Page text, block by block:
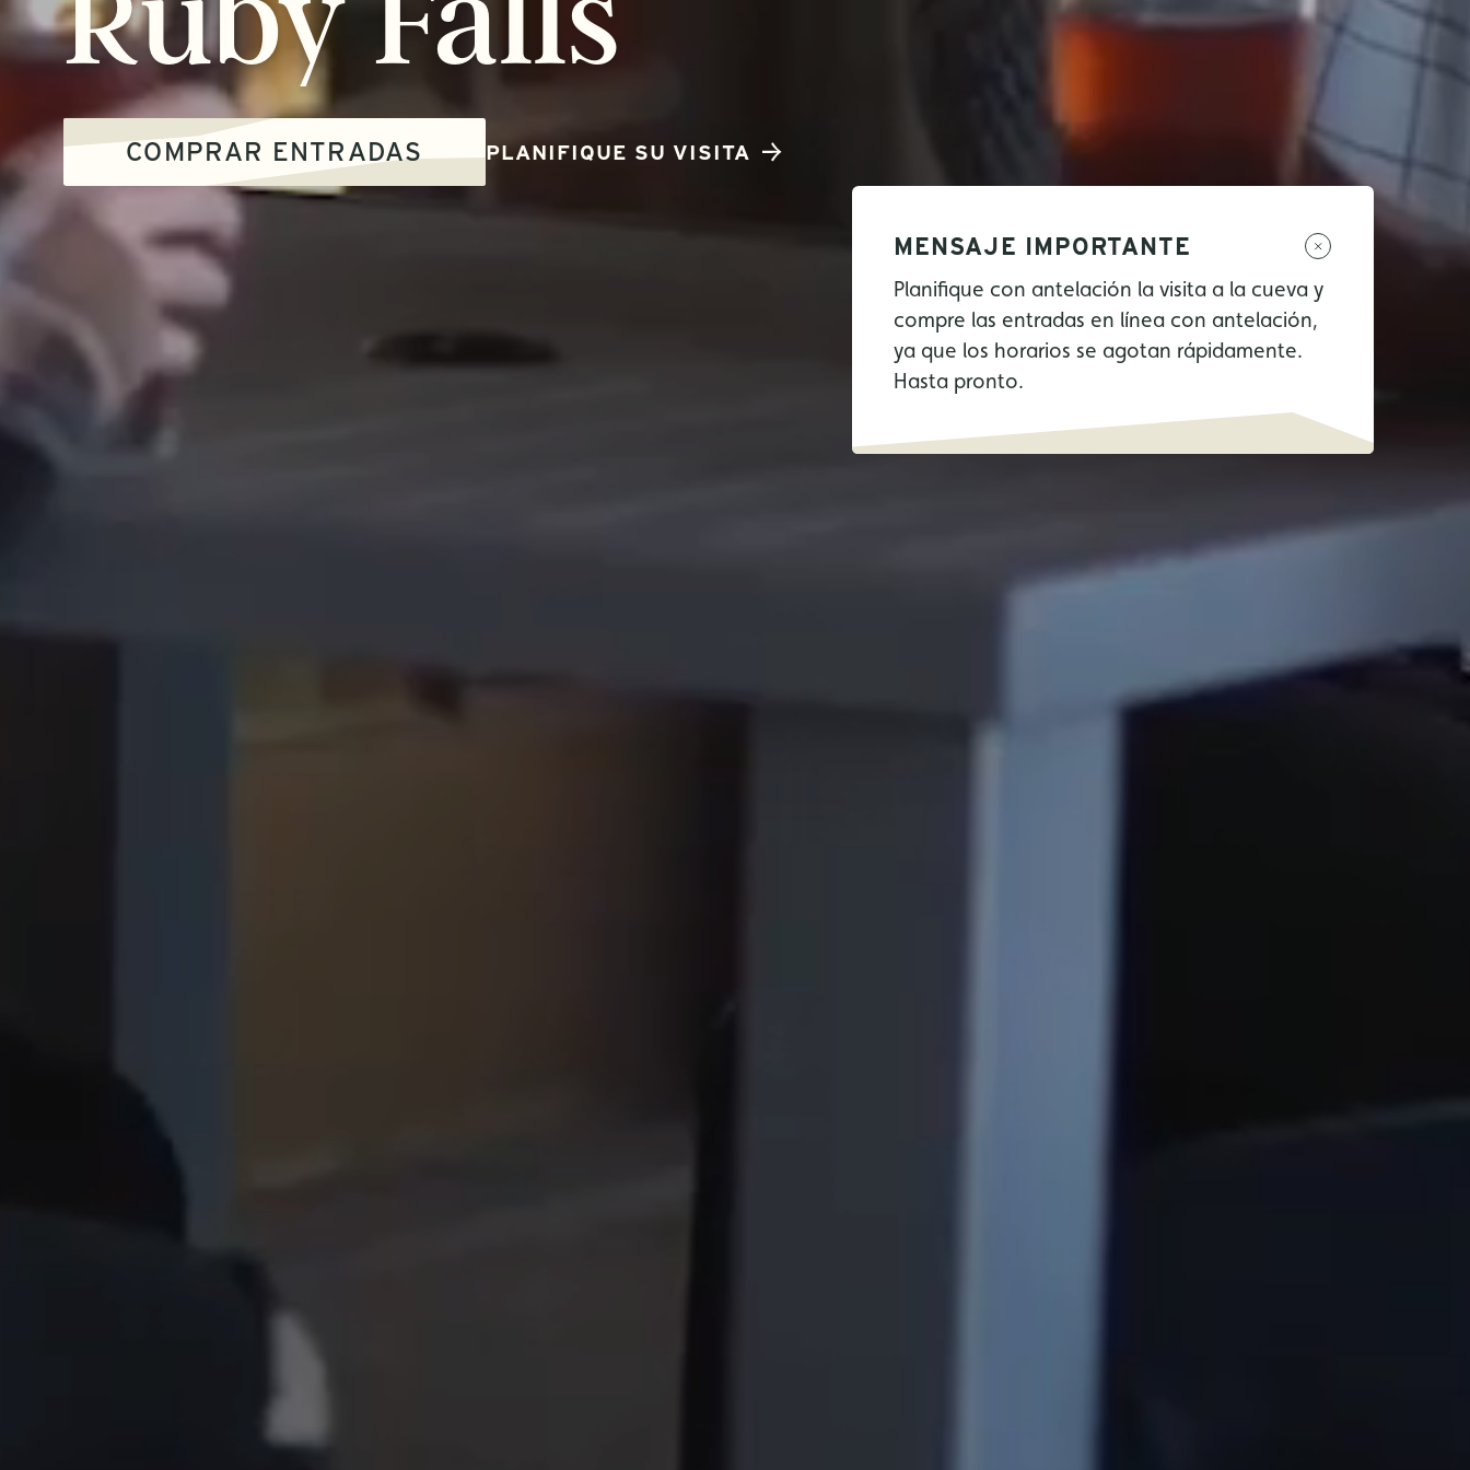
COMPRAR ENTRADAS PLANIFIQUE SU VISITA
MENSAJE IMPORTANTE
Planifique con antelación la visita a la cueva y
compre las entradas en línea con antelación,
ya que los horarios se agotan rápidamente.
Hasta pronto.